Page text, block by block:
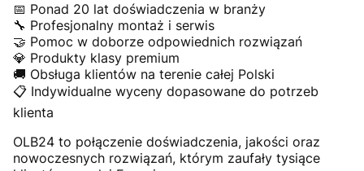
📅 Ponad 20 lat doświadczenia w branży
🔧 Profesjonalny montaż i serwis
🤝 Pomoc w doborze odpowiednich rozwiązań
💎 Produkty klasy premium
🚚 Obsługa klientów na terenie całej Polski
📋 Indywidualne wyceny dopasowane do potrzeb
klienta
OLB24 to połączenie doświadczenia, jakości oraz
nowoczesnych rozwiązań, którym zaufały tysiące